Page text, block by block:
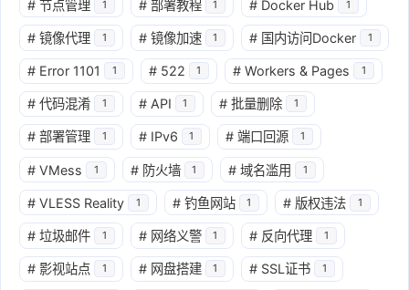
# 节点管理 1 # 部署教程 1 # Docker Hub 1
# 镜像代理 1 # 镜像加速 1 # 国内访问Docker 1
# Error 1101 1 # 522 1 # Workers & Pages 1
# 代码混淆 1 # API 1 # 批量删除 1
# 部署管理 1 # IPv6 1 # 端口回源 1
# VMess 1 # 防火墙 1 # 域名滥用 1
# VLESS Reality 1 # 钓鱼网站 1 # 版权违法 1
# 垃圾邮件 1 # 网络义警 1 # 反向代理 1
# 影视站点 1 # 网盘搭建 1 # SSL证书 1